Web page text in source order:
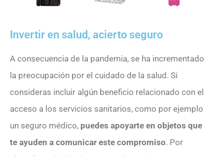
Invertir en salud, acierto seguro
A consecuencia de la pandemia, se ha incrementado
la preocupación por el cuidado de la salud. Si
consideras incluir algún beneficio relacionado con el
acceso a los servicios sanitarios, como por ejemplo
un seguro médico, puedes apoyarte en objetos que
te ayuden a comunicar este compromiso. Por